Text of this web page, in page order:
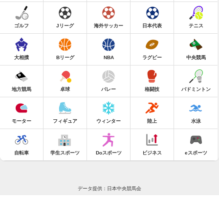
ゴルフ Jリーグ 海外サッカー 日本代表 テニス
大相撲 Bリーグ NBA ラグビー 中央競馬
地方競馬 卓球 バレー 格闘技 バドミントン
モーター フィギュア ウィンター 陸上 水泳
自転車 学生スポーツ Doスポーツ ビジネス eスポーツ
データ提供：日本中央競馬会